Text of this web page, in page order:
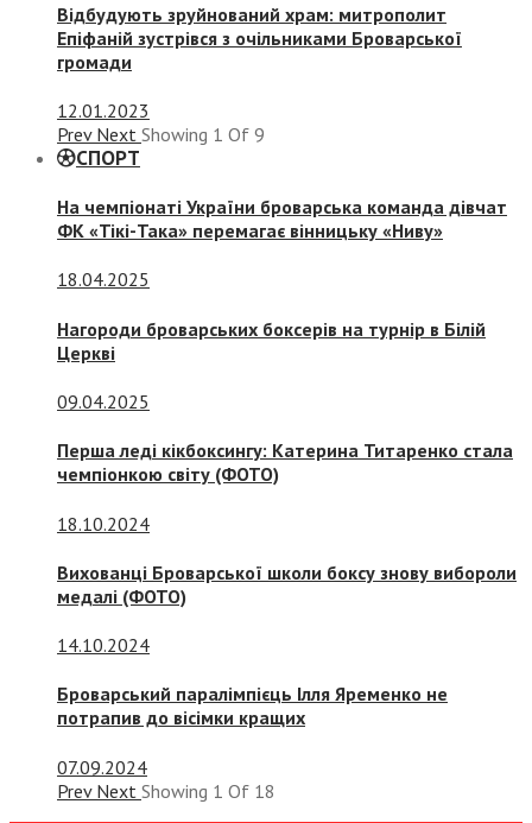
Відбудують зруйнований храм: митрополит
Епіфаній зустрівся з очільниками Броварської
громади
12.01.2023
Prev Next Showing 1 Of 9
СПОРТ
На чемпіонаті України броварська команда дівчат
ФК «Тікі-Така» перемагає вінницьку «Ниву»
18.04.2025
Нагороди броварських боксерів на турнір в Білій
Церкві
09.04.2025
Перша леді кікбоксингу: Катерина Титаренко стала
чемпіонкою світу (ФОТО)
18.10.2024
Вихованці Броварської школи боксу знову вибороли
медалі (ФОТО)
14.10.2024
Броварський паралімпієць Ілля Яременко не
потрапив до вісімки кращих
07.09.2024
Prev Next Showing 1 Of 18